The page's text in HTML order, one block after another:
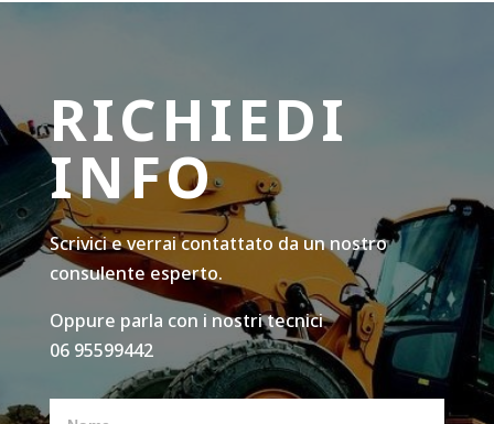
RICHIEDI
INFO
Scrivici e verrai contattato da un nostro
consulente esperto.
Oppure parla con i nostri tecnici
06 95599442